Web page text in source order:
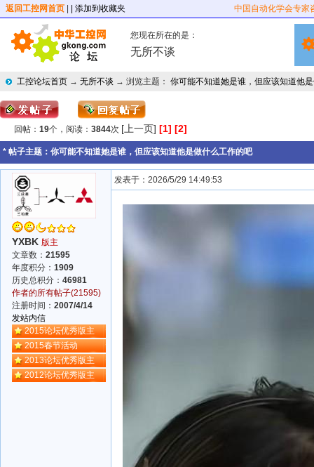
返回工控网首页 | 添加到收藏夹 中国自动化学会专家
您现在所在的是：
无所不谈
工控论坛首页 → 无所不谈 → 浏览主题： 你可能不知道她是谁，但应该知道他
回帖： 19个，阅读： 3844次 [上一页] [1] [2]
* 帖子主题： 你可能不知道她是谁，但应该知道他是做什么工作的吧
YXBK 版主
文章数： 21595
年度积分： 1909
历史总积分： 46981
作者的所有帖子(21595)
注册时间： 2007/4/14
发站内信
2015论坛优秀版主
2015春节活动
2013论坛优秀版主
2012论坛优秀版主
发表于：2026/5/29 14:49:53